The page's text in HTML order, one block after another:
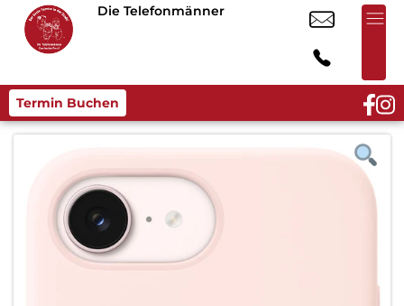
Die Telefonmänner
Termin Buchen